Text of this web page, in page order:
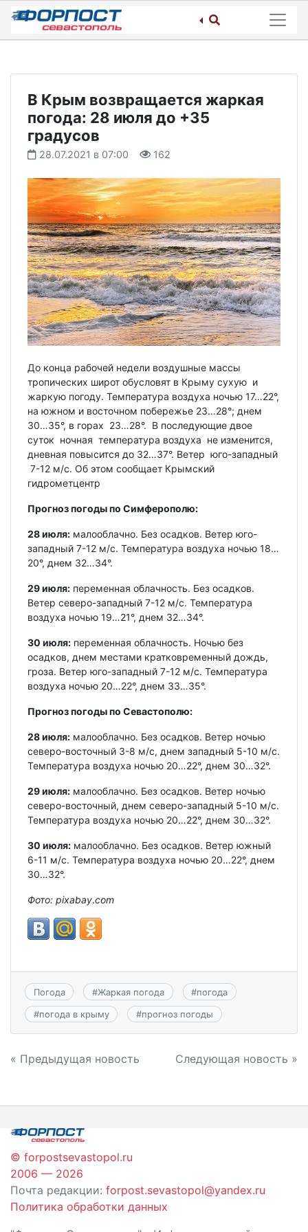
Skip
content
В Крым возвращается жаркая
погода: 28 июля до +35
градусов
28.07.2021 в 07:00 162
До конца рабочей недели воздушные массы
тропических широт обусловят в Крыму сухую и
жаркую погоду. Температура воздуха ночью 17…22°,
на южном и восточном побережье 23…28°; днем
30…35°, в горах 23…28°. В последующие двое
суток ночная температура воздуха не изменится,
дневная повысится до 32…37°. Ветер юго-западный
7-12 м/с. Об этом сообщает Крымский
гидрометцентр
Прогноз погоды по Симферополю:
28 июля: малооблачно. Без осадков. Ветер юго-
западный 7-12 м/с. Температура воздуха ночью 18…
20°, днем 32…34°.
29 июля: переменная облачность. Без осадков.
Ветер северо-западный 7-12 м/с. Температура
воздуха ночью 19…21°, днем 32…34°.
30 июля: переменная облачность. Ночью без
осадков, днем местами кратковременный дождь,
гроза. Ветер юго-западный 7-12 м/с. Температура
воздуха ночью 20…22°, днем 33…35°.
Прогноз погоды по Севастополю:
28 июля: малооблачно. Без осадков. Ветер ночью
северо-восточный 3-8 м/с, днем западный 5-10 м/с.
Температура воздуха ночью 20…22°, днем 30…32°.
29 июля: малооблачно. Без осадков. Ветер ночью
северо-восточный, днем северо-западный 5-10 м/с.
Температура воздуха ночью 20…22°, днем 30…32°.
30 июля: малооблачно. Без осадков. Ветер южный
6-11 м/с. Температура воздуха ночью 20…22°, днем
30…32°.
Фото: pixabay.com
Погода #Жаркая погода #погода
#погода в крыму #прогноз погоды
Навигация
записям
« Предыдущая новость Следующая новость »
© forpostsevastopol.ru
2006 — 2026
Почта редакции: forpost.sevastopol@yandex.ru
Политика обработки данных